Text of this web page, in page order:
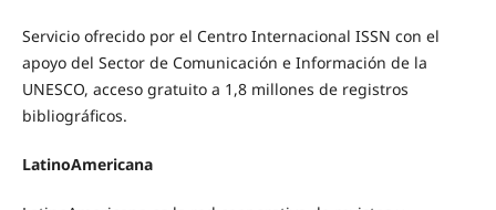
Servicio ofrecido por el Centro Internacional ISSN con el
apoyo del Sector de Comunicación e Información de la
UNESCO, acceso gratuito a 1,8 millones de registros
bibliográficos.
LatinoAmericana